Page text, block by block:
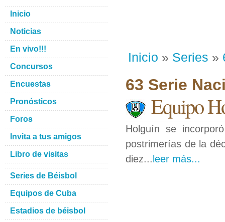
Inicio » Series »
63 Serie
Equipo
Holguín se
postrimerías de la
diez... leer más...
Inicio
Noticias
En vivo!!!
Concursos
Encuestas
Pronósticos
Foros
Invita a tus amigos
Libro de visitas
Series de Béisbol
Equipos de Cuba
Estadios de béisbol